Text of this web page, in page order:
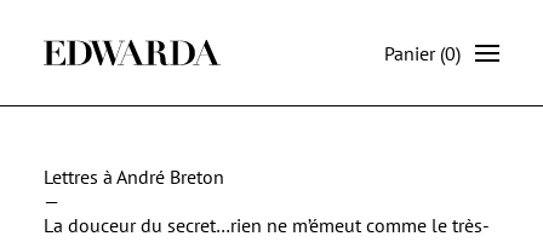
Panier (0)
Lettres à André Breton
—
La douceur du secret…rien ne m’émeut comme le très-